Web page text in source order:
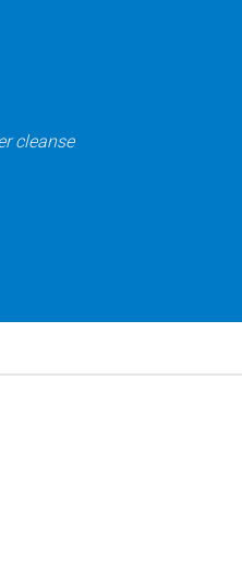
cleanse